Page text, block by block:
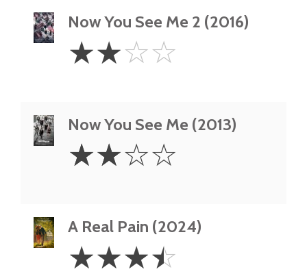
Now You See Me 2 (2016)
Stars
☆☆☆☆
Now You See Me (2013)
Stars
☆☆☆☆
A Real Pain (2024)
3.5
Stars
☆☆☆☆